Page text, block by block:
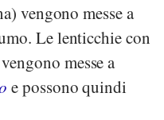
vengono messe a
Le lenticchie con
messe a
e possono quindi